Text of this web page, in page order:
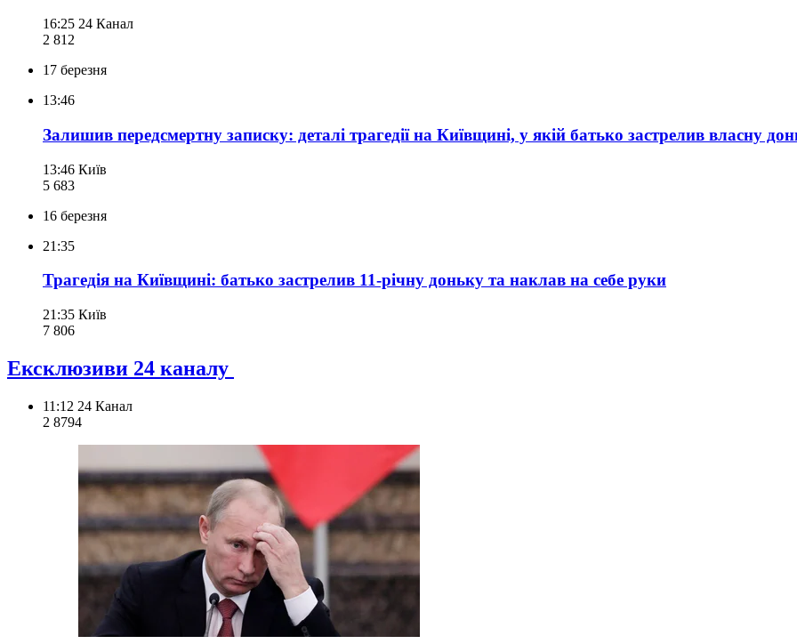
16:25 24 Канал
2 812
17 березня
13:46
Залишив передсмертну записку: деталі трагедії на Київщині, у якій батько застрелив власну
13:46 Київ
5 683
16 березня
21:35
Трагедія на Київщині: батько застрелив 11-річну доньку та наклав на себе руки
21:35 Київ
7 806
Ексклюзиви 24 каналу
11:12 24 Канал
2 8794